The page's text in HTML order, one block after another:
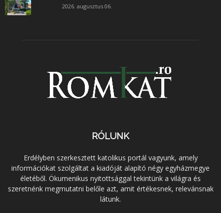
2026. augusztus 06.
RÓLUNK
Erdélyben szerkesztett katolikus portál vagyunk, amely
információkat szolgáltat a kiadóját alapító négy egyházmegye
életéből. Ökumenikus nyitottsággal tekintünk a világra és
szeretnénk megmutatni belőle azt, amit értékesnek, relevánsnak
látunk.